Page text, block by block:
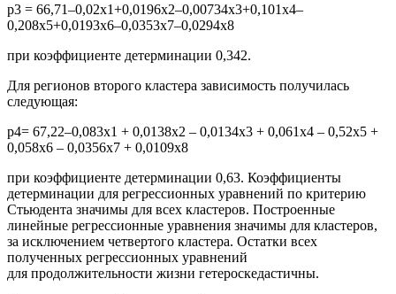
р3 = 66,71–0,02x1+0,0196x2–0,00734x3+0,101x4–
0,208x5+0,0193x6–0,0353x7–0,0294x8
при коэффициенте детерминации 0,342.
Для регионов второго кластера зависимость получилась
следующая:
р4= 67,22–0,083x1 + 0,0138x2 – 0,0134x3 + 0,061x4 – 0,52x5 +
0,058x6 – 0,0356x7 + 0,0109x8
при коэффициенте детерминации 0,63. Коэффициенты
детерминации для регрессионных уравнений по критерию
Стьюдента значимы для всех кластеров. Построенные
линейные регрессионные уравнения значимы для кластеров,
за исключением четвертого кластера. Остатки всех
полученных регрессионных уравнений
для продолжительности жизни гетероскедастичны.